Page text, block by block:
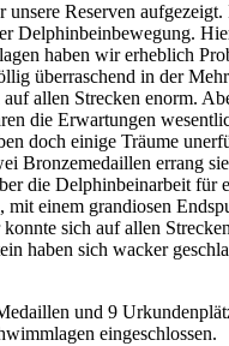
Reserven
Delphinbeinbewegung.
haben wir erheblich
überraschend in der
allen Strecken enorm.
die Erwartungen
doch einige Träume
Bronzemedaillen errang
die Delphinbeinarbeit für
einem grandiosen
sich auf allen
haben sich wacker
und 9
eingeschlossen.